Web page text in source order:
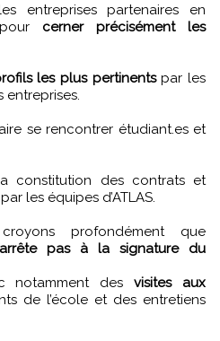
entreprises partenaires en
cerner précisément les
les plus pertinentspar les
entreprises.
se rencontrer étudiant.es et
constitution des contrats et
les équipes d’ATLAS.
profondément que
pas à la signature du
notamment desvisites aux
de l’école et des entretiens